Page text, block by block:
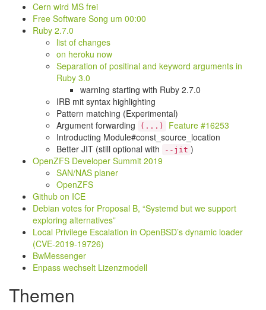
Cern wird MS frei
Free Software Song um 00:00
Ruby 2.7.0
list of changes
on heroku now
Separation of positinal and keyword arguments in
Ruby 3.0
warning starting with Ruby 2.7.0
IRB mit syntax highlighting
Pattern matching (Experimental)
Argument forwarding
(...)
Feature #16253
Introducting Module#const_source_location
Better JIT (still optional with
--jit )
OpenZFS Developer Summit 2019
SAN/NAS planer
OpenZFS
Github on ICE
Debian votes for Proposal B, “Systemd but we support
exploring alternatives”
Local Privilege Escalation in OpenBSD’s dynamic loader
(CVE-2019-19726)
BwMessenger
Enpass wechselt Lizenzmodell
Themen